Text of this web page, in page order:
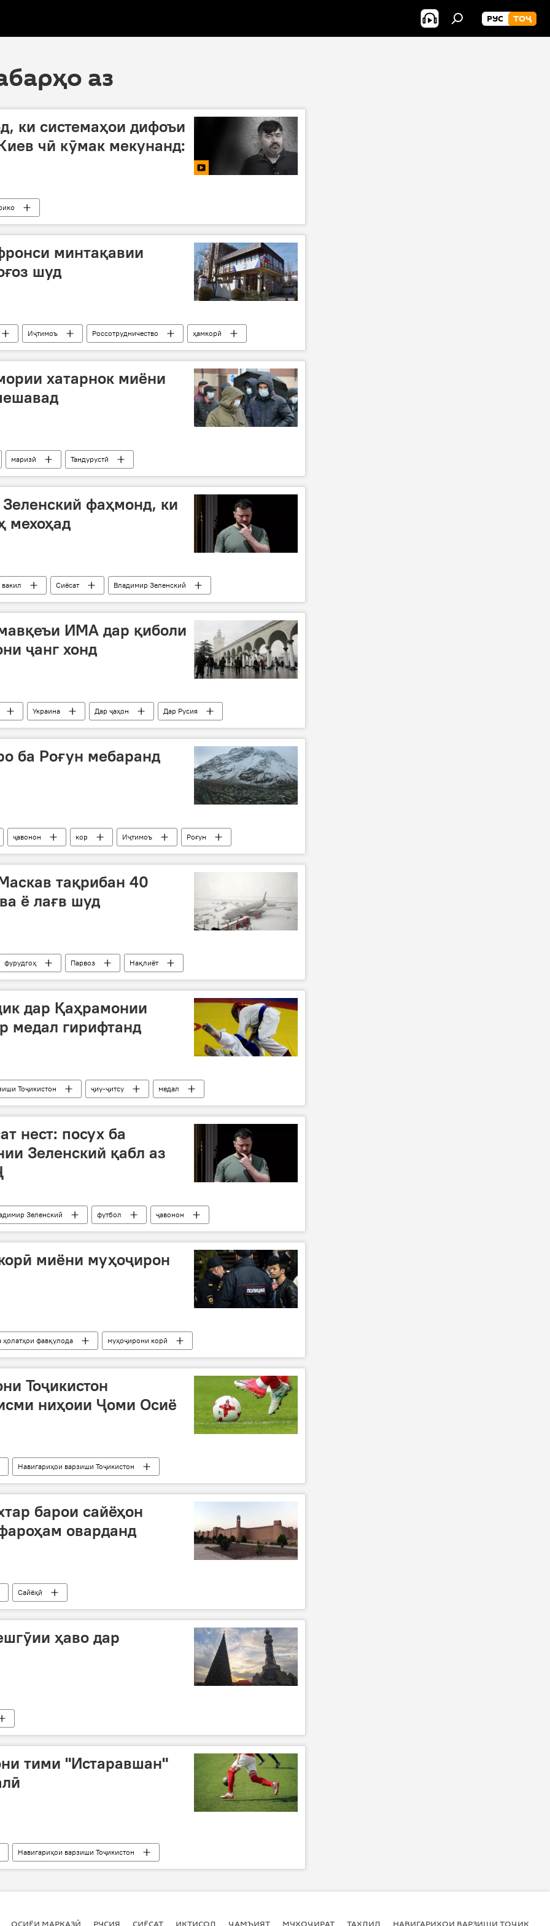
РУС ТОҶ
аз
ки системаҳои дифоъи
чӣ кӯмак мекунанд:
минтақавии
шуд
Иҷтимоъ Россотрудничество ҳамкорӣ
хатарнок миёни
маризӣ Тандурустӣ
фаҳмонд, ки
мехоҳад
вакил Сиёсат Владимир Зеленский
ИМА дар қиболи
ҷанг хонд
Украина Дар ҷаҳон Дар Русия
ба Роғун мебаранд
ҷавонон кор Иҷтимоъ Роғун
тақрибан 40
ё лағв шуд
фурудгоҳ Парвоз Нақлиёт
дар Қаҳрамонии
медал гирифтанд
Тоҷикистон ҷиу-ҷитсу
медал
нест: посух ба
Зеленский қабл аз
Зеленский футбол
ҷавонон
Дар ҷаҳон бехатарӣ дар ҷаҳон
Ҷоми ҷаҳонӣ
миёни муҳоҷирон
ҳолатҳои фавқулода муҳоҷирони корӣ
Тоҷикистон
ниҳоии Ҷоми Осиё
Навигариҳои варзиши Тоҷикистон
барои сайёҳон
оварданд
Сайёҳӣ
ҳаво дар
тими "Истаравшан"
Навигариҳои варзиши Тоҷикистон
ОСИЁИ МАРКАЗӢ РУСИЯ СИЁСАТ ИҚТИСОД ҶАМЪИЯТ МУҲОҶИРАТ ТАҲЛИЛ НАВИГАРИҲОИ ВАРЗИШИ